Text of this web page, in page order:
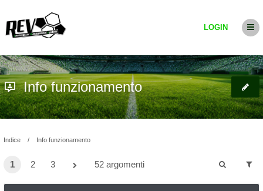
LOGIN
Info funzionamento
Indice Info funzionamento
1 2 3 52 argomenti